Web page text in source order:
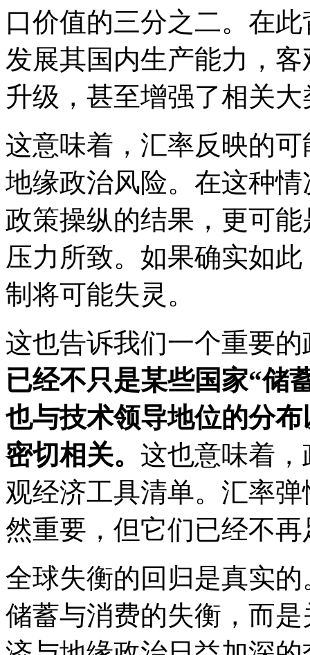
口价值的三分之二。在
发展其国内生产能力，
升级，甚至增强了相关
这意味着，汇率反映的
地缘政治风险。在这种
政策操纵的结果，更可
压力所致。如果确实如
制将可能失灵。
这也告诉我们一个重要
已经不只是某些国家“储
也与技术领导地位的分
密切相关。 这也意味着
观经济工具清单。汇率
然重要，但它们已经不
全球失衡的回归是真实
储蓄与消费的失衡，而